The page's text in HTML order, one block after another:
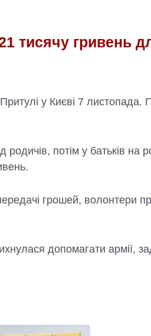
тисячу гривень
у Києві 7 листопада.
потім у батьків на
грошей, волонтери
допомагати армії,